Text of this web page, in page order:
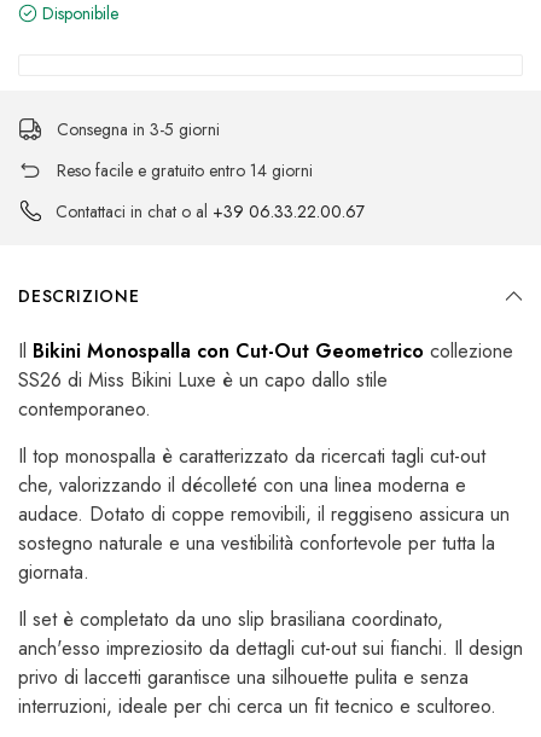
Disponibile
Consegna in 3-5 giorni
Reso facile e gratuito entro 14 giorni
Contattaci in chat o al +39 06.33.22.00.67
DESCRIZIONE
Il Bikini Monospalla con Cut-Out Geometrico collezione
SS26 di Miss Bikini Luxe è un capo dallo stile
contemporaneo.
Il top monospalla è caratterizzato da ricercati tagli cut-out
che, valorizzando il décolleté con una linea moderna e
audace. Dotato di coppe removibili, il reggiseno assicura un
sostegno naturale e una vestibilità confortevole per tutta la
giornata.
Il set è completato da uno slip brasiliana coordinato,
anch'esso impreziosito da dettagli cut-out sui fianchi. Il design
privo di laccetti garantisce una silhouette pulita e senza
interruzioni, ideale per chi cerca un fit tecnico e scultoreo.